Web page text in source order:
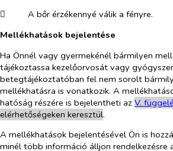
​
A bőr érzékennyé válik a fényre.
Mellékhatások bejelentése
Ha Önnél vagy gyermekénél bármilyen
tájékoztassa kezelőorvosát vagy
betegtájékoztatóban fel nem sorolt
mellékhatásra is vonatkozik. A
hatóság részére is bejelentheti az V. függ
elérhetőségeken keresztül.
A mellékhatások bejelentésével Ön is
minél több információ álljon rendelkezésre